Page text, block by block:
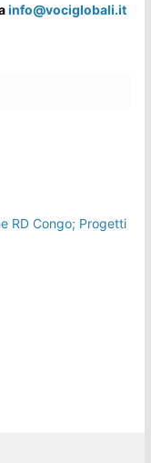
info@vociglobali.it
RD Congo; Progetti